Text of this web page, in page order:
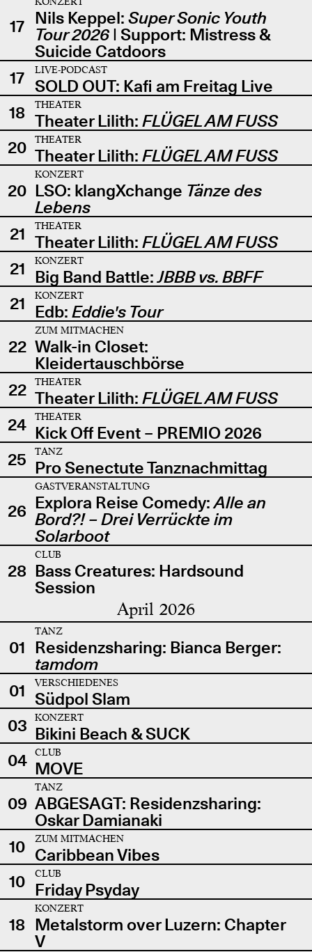
17 Nils Keppel: Super Sonic Youth
Tour 2026| Support: Mistress &
Suicide Catdoors
17
LIVE-PODCAST
SOLD OUT: Kafi am Freitag Live
18
THEATER
Theater Lilith: FLÜGEL AM FUSS
20
THEATER
Theater Lilith: FLÜGEL AM FUSS
20
KONZERT
LSO: klangXchange Tänze des
Lebens
21
THEATER
Theater Lilith: FLÜGEL AM FUSS
21
KONZERT
Big Band Battle:JBBB vs. BBFF
21
KONZERT
Edb: Eddie's Tour
22
ZUM MITMACHEN
Walk-in Closet:
Kleidertauschbörse
22
THEATER
Theater Lilith: FLÜGEL AM FUSS
24
THEATER
Kick Off Event – PREMIO 2026
25
TANZ
Pro Senectute Tanznachmittag
26
GASTVERANSTALTUNG
Explora Reise Comedy:Alle an
Bord?! – Drei Verrückte im
Solarboot
28
CLUB
Bass Creatures: Hardsound
Session
April 2026
01
TANZ
Residenzsharing: Bianca Berger:
tamdom
01
VERSCHIEDENES
Südpol Slam
03
KONZERT
Bikini Beach & SUCK
04
CLUB
MOVE
09
TANZ
ABGESAGT: Residenzsharing:
Oskar Damianaki
10
ZUM MITMACHEN
Caribbean Vibes
10
CLUB
Friday Psyday
18
KONZERT
Metalstorm over Luzern: Chapter
V